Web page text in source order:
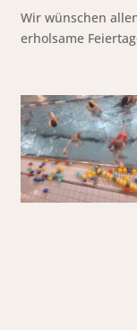
Wir wünschen
erholsame